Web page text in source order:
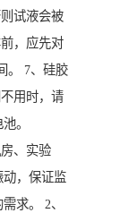
试液会被
，应先对
。 7、硅胶
用时，请
。
、实验
动，保证监
求。 2、